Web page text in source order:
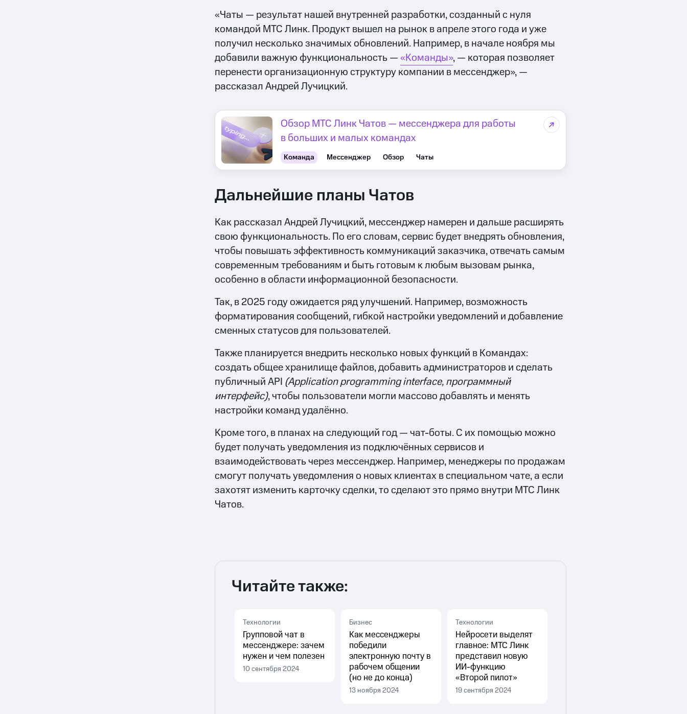
«Чаты — результат нашей внутренней разработки, созданный с нуля
командой МТС Линк. Продукт вышел на рынок в апреле этого года и уже
получил несколько значимых обновлений. Например, в начале ноября мы
добавили важную функциональность —«Команды», — которая позволяет
перенести организационную структуру компании в мессенджер», —
рассказал Андрей Лучицкий.
Обзор МТС Линк Чатов — мессенджера для работы
в больших и малых командах
Команда Мессенджер Обзор Чаты
Дальнейшие планы Чатов
Как рассказал Андрей Лучицкий, мессенджер намерен и дальше расширять
свою функциональность. По его словам, сервис будет внедрять обновления,
чтобы повышать эффективность коммуникаций заказчика, отвечать самым
современным требованиям и быть готовым к любым вызовам рынка,
особенно в области информационной безопасности.
Так, в 2025 году ожидается ряд улучшений. Например, возможность
форматирования сообщений, гибкой настройки уведомлений и добавление
сменных статусов для пользователей.
Также планируется внедрить несколько новых функций в Командах:
создать общее хранилище файлов, добавить администраторов и сделать
публичный API (Application programming interface, программный
интерфейс), чтобы пользователи могли массово добавлять и менять
настройки команд удалённо.
Кроме того, в планах на следующий год — чат-боты. С их помощью можно
будет получать уведомления из подключённых сервисов и
взаимодействовать через мессенджер. Например, менеджеры по продажам
смогут получать уведомления о новых клиентах в специальном чате, а если
захотят изменить карточку сделки, то сделают это прямо внутри МТС Линк
Чатов.
Читайте также:
Технологии
Групповой чат в
мессенджере: зачем
нужен и чем полезен
10 сентября 2024
Бизнес
Как мессенджеры
победили
электронную почту в
рабочем общении
(но не до конца)
13 ноября 2024
Технологии
Нейросети выделят
главное: МТС Линк
представил новую
ИИ-функцию
«Второй пилот»
19 сентября 2024